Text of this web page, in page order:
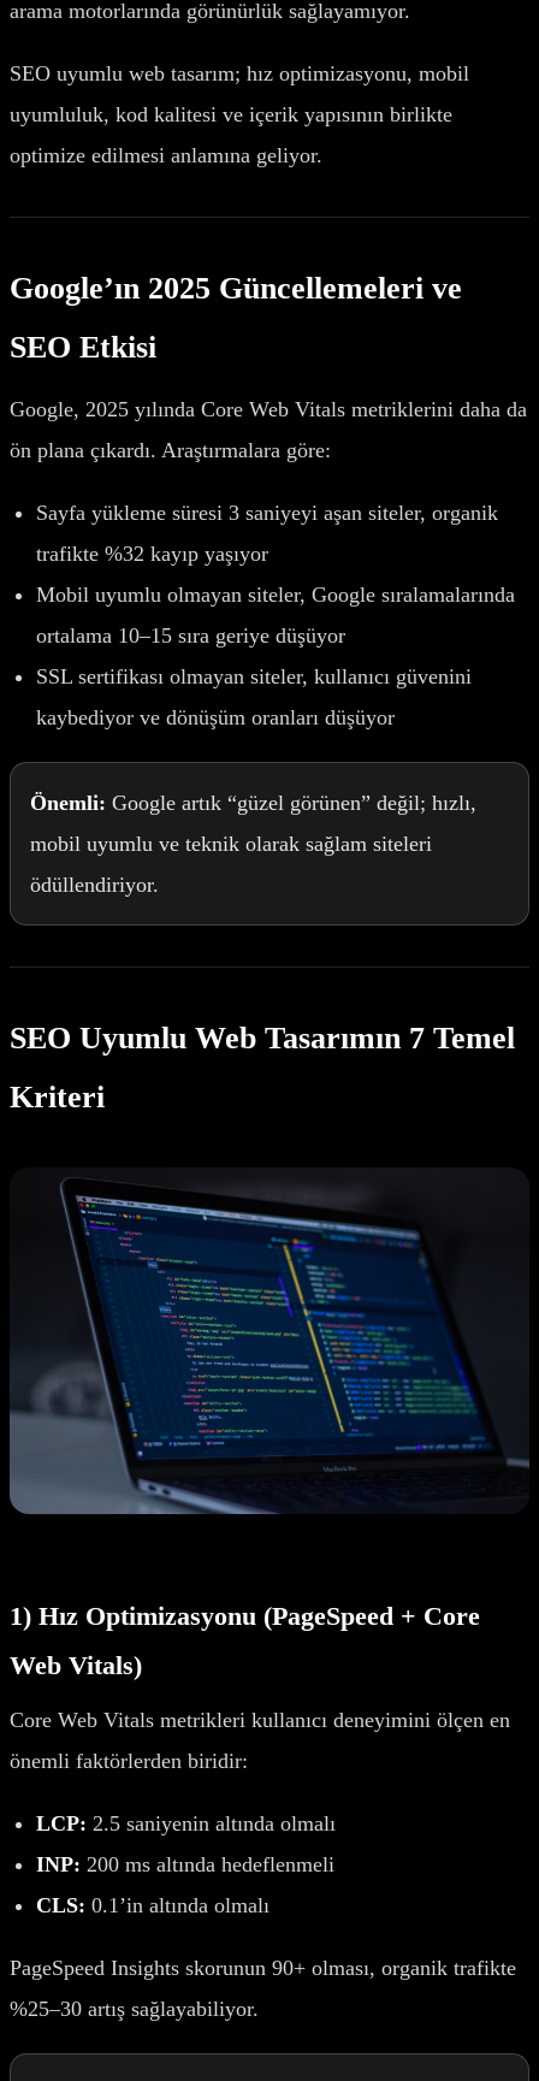
arama motorlarında görünürlük sağlayamıyor.
SEO uyumlu web tasarım; hız optimizasyonu, mobil
uyumluluk, kod kalitesi ve içerik yapısının birlikte
optimize edilmesi anlamına geliyor.
Google’ın 2025 Güncellemeleri ve
SEO Etkisi
Google, 2025 yılında Core Web Vitals metriklerini daha da
ön plana çıkardı. Araştırmalara göre:
Sayfa yükleme süresi 3 saniyeyi aşan siteler, organik
trafikte %32 kayıp yaşıyor
Mobil uyumlu olmayan siteler, Google sıralamalarında
ortalama 10–15 sıra geriye düşüyor
SSL sertifikası olmayan siteler, kullanıcı güvenini
kaybediyor ve dönüşüm oranları düşüyor
Önemli: Google artık “güzel görünen” değil; hızlı,
mobil uyumlu ve teknik olarak sağlam siteleri
ödüllendiriyor.
SEO Uyumlu Web Tasarımın 7 Temel
Kriteri
1) Hız Optimizasyonu (PageSpeed + Core
Web Vitals)
Core Web Vitals metrikleri kullanıcı deneyimini ölçen en
önemli faktörlerden biridir:
LCP: 2.5 saniyenin altında olmalı
INP: 200 ms altında hedeflenmeli
CLS: 0.1’in altında olmalı
PageSpeed Insights skorunun 90+ olması, organik trafikte
%25–30 artış sağlayabiliyor.